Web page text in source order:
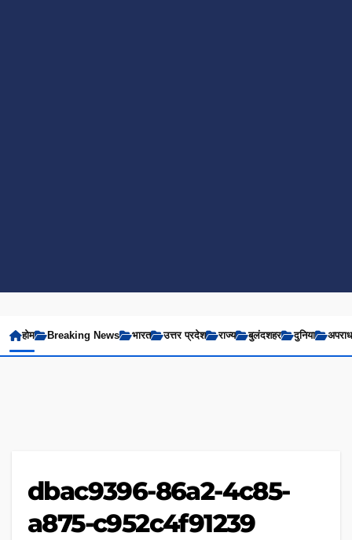
होम Breaking News भारत उत्तर प्रदेश राज्य बुलंदशहर दुनिया अपराध
dbac9396-86a2-4c85-
a875-c952c4f91239